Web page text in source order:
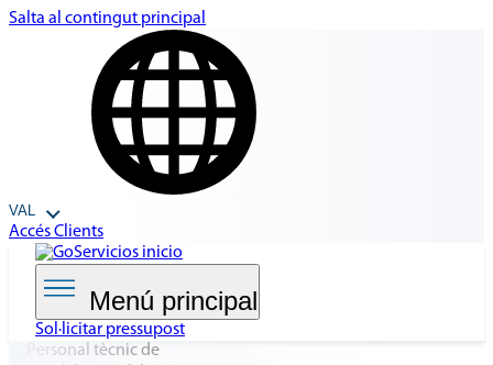
Salta al contingut principal
VAL
Accés Clients
Menú principal
Sol·licitar pressupost